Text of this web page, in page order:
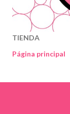
TIENDA
Página principal